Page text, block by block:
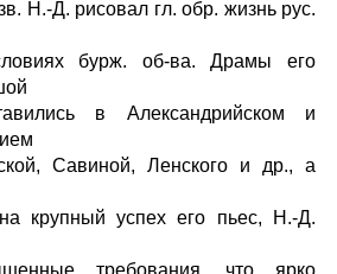
Н.-Д. рисовал гл. обр. жизнь рус.
бурж. об-ва. Драмы его
в Александрийском и
Савиной, Ленского и др., а
крупный успех его пьес, Н.-Д.
требования, что ярко